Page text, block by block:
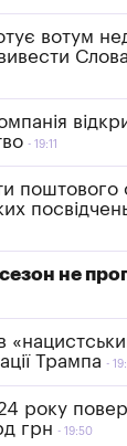
вотум
19:11
поштового
не
Трампа
року
грн
19:50